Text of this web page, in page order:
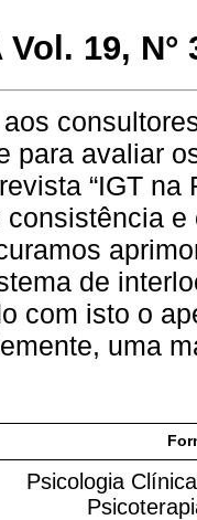
Vol. 19, N°
para avaliar
“IGT na
consistência e
de
com isto o
uma
Psicologia